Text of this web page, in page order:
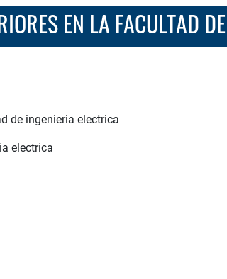
EN LA FACULTAD
de ingenieria electrica
electrica